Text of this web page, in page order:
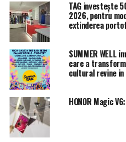
Dan Andronic a mai precizat şi
doar 10% din tot ceea ce se
că informaţiile nu ajungeau
ARTICOLE PE ACEIASI TEMA:
URMATORUL
REVOLTĂ în online! După
Poli Timișoara, un alt caz
punctul să fie exmatriculat!
Sibiul de AZI
TAG investește
2026, pentru
extinderea
SUMMER WELL
care a
cultural revine
HONOR Magic